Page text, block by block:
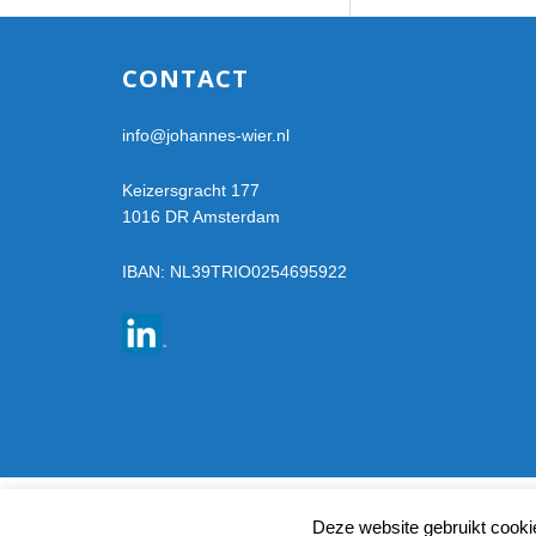
CONTACT
info@johannes-wier.nl
Keizersgracht 177
1016 DR Amsterdam
IBAN: NL39TRIO0254695922
Deze website gebruikt